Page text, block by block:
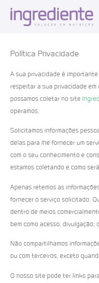
Política Privacidade
A sua privacidade é
respeitar a sua privacidade
possamos coletar no site
operamos.
Solicitamos informações
delas para lhe fornecer um
com o seu conhecimento e
estamos coletando e como
Apenas retemos as
fornecer o serviço solicitado.
dentro de meios
bem como acesso,
Não compartilhamos
ou com terceiros, exceto
O nosso site pode ter links